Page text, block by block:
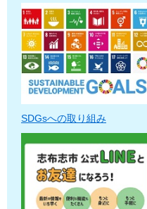
SDGsへの取り組み